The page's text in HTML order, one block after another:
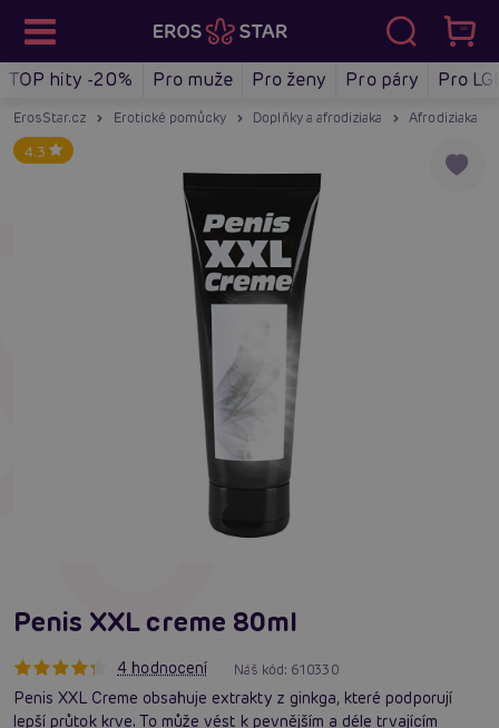
TOP hity -20% Pro muže Pro ženy Pro páry Pro
ErosStar.cz Erotické pomůcky Doplňky a afrodiziaka Afrodiziaka
4.3
Penis XXL creme 80ml
4 hodnocení Náš kód: 610330
Penis XXL Creme obsahuje extrakty z ginkga, které podporují
lepší průtok krve. To může vést k pevnějším a déle trvajícím